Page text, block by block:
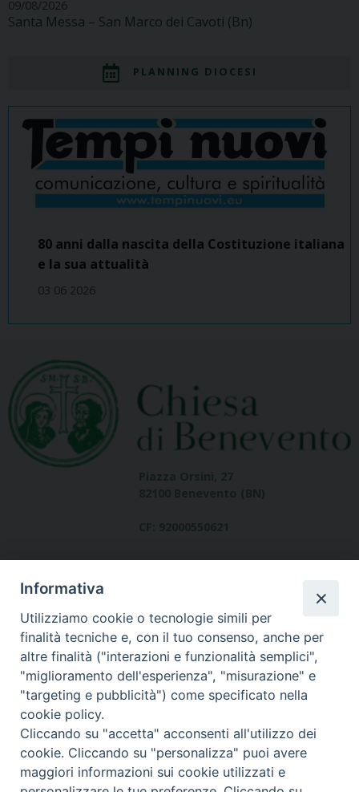
09/08/2026
Santa Messa – San Marco dei Cavoti (Bn)
PLANNING DIOCESI
80 anni dalla nascita della Costituzione italiana
e la sua attualità
03 06 2026
Dove siamo
contatti
Area riservata
Informativa
Utilizziamo cookie o tecnologie simili per
finalità tecniche e, con il tuo consenso, anche per
altre finalità ("interazioni e funzionalità semplici",
"miglioramento dell'esperienza", "misurazione" e
"targeting e pubblicità") come specificato nella
cookie policy.
Cliccando su "accetta" acconsenti all'utilizzo dei
cookie. Cliccando su "personalizza" puoi avere
maggiori informazioni sui cookie utilizzati e